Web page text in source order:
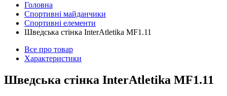
Головна
Спортивні майданчики
Спортивні елементи
Шведська стінка InterAtletika MF1.11
Все про товар
Характеристики
Шведська стінка InterAtletika MF1.11